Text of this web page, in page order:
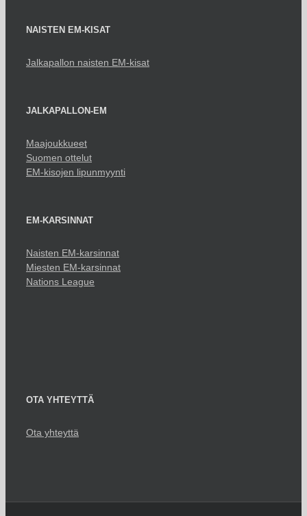
NAISTEN EM-KISAT
Jalkapallon naisten EM-kisat
JALKAPALLON-EM
Maajoukkueet
Suomen ottelut
EM-kisojen lipunmyynti
EM-KARSINNAT
Naisten EM-karsinnat
Miesten EM-karsinnat
Nations League
OTA YHTEYTTÄ
Ota yhteyttä